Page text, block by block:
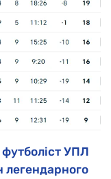
УПЛ
легендарного